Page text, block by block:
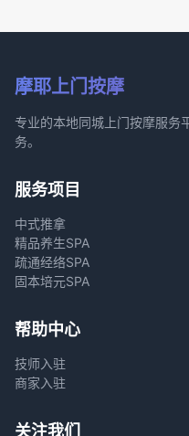
摩耶上门按摩
专业的本地同城上门按摩服务
务。
服务项目
中式推拿
精品养生SPA
疏通经络SPA
固本培元SPA
帮助中心
技师入驻
商家入驻
关注我们